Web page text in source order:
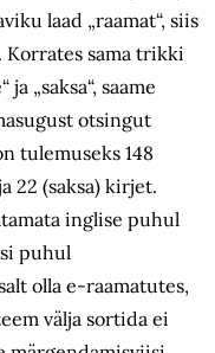
laad „raamat“, siis
Korrates sama trikki
„saksa“, saame
otsingut
tulemuseks 148
22 (saksa) kirjet.
inglise puhul
puhul
olla e-raamatutes,
välja sortida ei